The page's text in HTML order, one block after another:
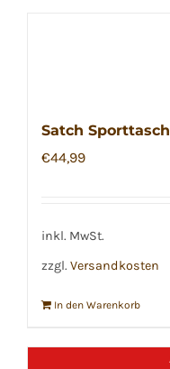
Satch
€44,99
inkl. MwSt.
zzgl. Versandkosten
In den Warenkorb